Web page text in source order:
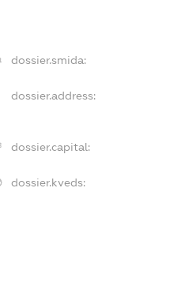
dossier.smida:
dossier.address:
dossier.capital:
dossier.kveds: